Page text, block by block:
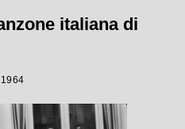
italiana di